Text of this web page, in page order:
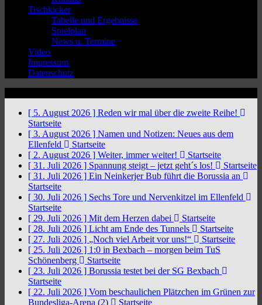
Tischkicker
Tabelle und Ergebnisse
Spielplan
News u. Termine
Video
Impressum
Datenschutz
[ 5. August 2026 ] Reden wir mal über die zweite Reihe!
Startseite
[ 3. August 2026 ] Namen und Notizen: Neues aus dem
Ellenfeld
Startseite
[ 2. August 2026 ] Weiter, immer weiter!
Startseite
[ 31. Juli 2026 ] Spannung steigt – jetzt geht´s los!
Startseite
[ 31. Juli 2026 ] Ein Neinkerjer Bub führt die Borussia an
Startseite
[ 30. Juli 2026 ] Sechs Tore und Nervenkitzel im Ellenfeld
Startseite
[ 29. Juli 2026 ] Mit dem Herzen dabei
Startseite
[ 28. Juli 2026 ] Licht am Ende des Tunnels
Startseite
[ 27. Juli 2026 ] „Noch viel Arbeit vor uns!“
Startseite
[ 25. Juli 2026 ] 1:0 in Bexbach – morgen beim TuS
Schönenberg
Startseite
[ 23. Juli 2026 ] Borussia testet bei der SG Bexbach
Startseite
[ 22. Juli 2026 ] Vom beschaulichen Plätzchen im Grünen zur
Bundesliga-Arena (2)
Startseite